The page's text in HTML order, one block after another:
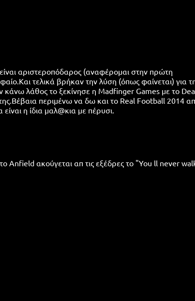
αριστεροπόδαρος (αναφέρομαι στην πρώτη
τελικά βρήκαν την λύση (όπως φαίνεται) για
κάνω λάθος το ξεκίνησε η Madfinger Games με το
περιμένω να δω και το Real Football 2014
η ίδια μαλ@κια με πέρυσι.
Anfield ακούγεται απ τις εξέδρες το "You ll never